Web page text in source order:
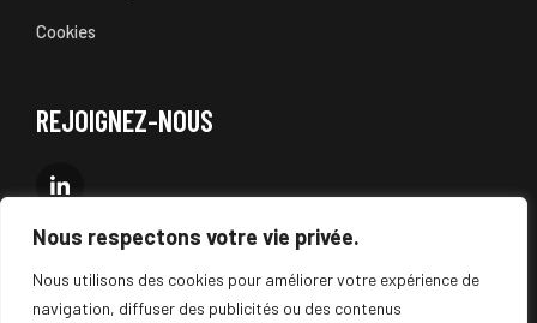
Nous respectons votre vie privée.
Nous utilisons des cookies pour améliorer votre expérience de
navigation, diffuser des publicités ou des contenus
Cookies
REJOIGNEZ-NOUS